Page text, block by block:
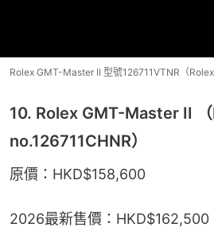
Rolex GMT-Master II 型號126711VTNR（Rolex
10. Rolex GMT-Master II
no.126711CHNR）
原價：HKD$158,600
2026最新售價：HKD$162,500